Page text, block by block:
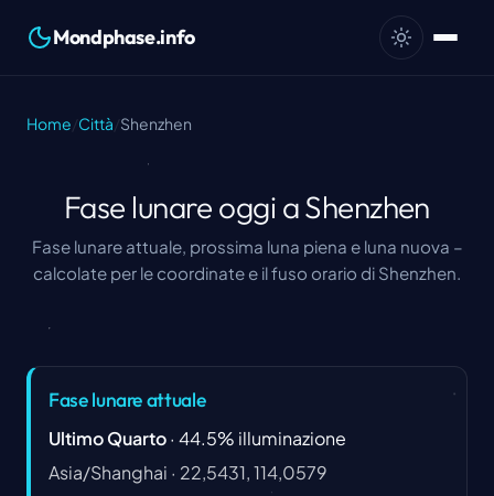
Mondphase.info
Home Città Shenzhen
Fase lunare oggi a Shenzhen
Fase lunare attuale, prossima luna piena e luna nuova –
calcolate per le coordinate e il fuso orario di Shenzhen.
Fase lunare attuale
Ultimo Quarto· 44.5% illuminazione
Asia/Shanghai · 22,5431, 114,0579